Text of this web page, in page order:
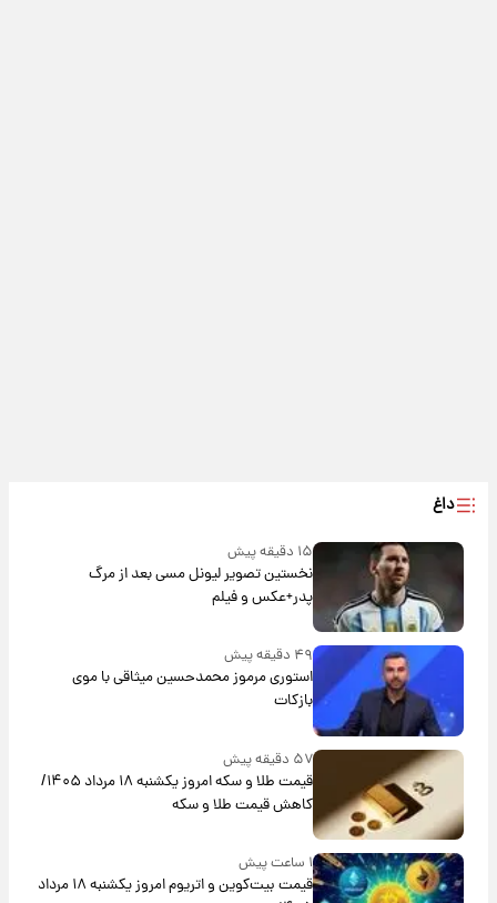
داغ
۱۵ دقیقه پیش
نخستین تصویر لیونل مسی بعد از مرگ
پدر+عکس و فیلم
۴۹ دقیقه پیش
استوری مرموز محمدحسین میثاقی با موی
بازکات
۵۷ دقیقه پیش
قیمت طلا و سکه امروز یکشنبه ۱۸ مرداد ۱۴۰۵/
کاهش قیمت طلا و سکه
۱ ساعت پیش
قیمت بیت‌کوین و اتریوم امروز یکشنبه ۱۸ مرداد